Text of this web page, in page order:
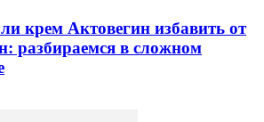
крем Актовегин избавить от
разбираемся в сложном